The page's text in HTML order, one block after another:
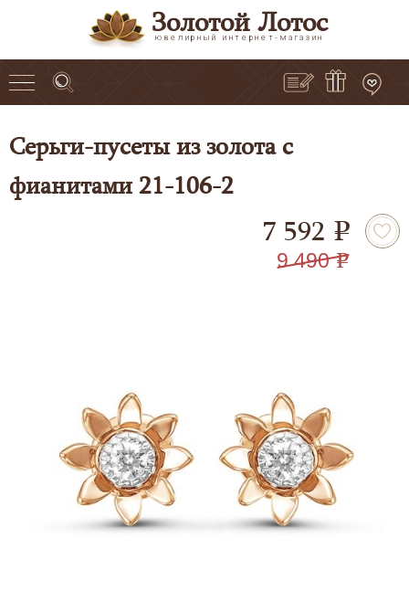
Золотой Лотос
ювелирный интернет-магазин
Серьги-пусеты из золота с
фианитами 21-106-2
7 592 e
9 490 e